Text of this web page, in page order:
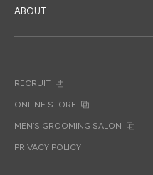
ABOUT
RECRUIT
ONLINE STORE
MEN’S GROOMING SALON
PRIVACY POLICY